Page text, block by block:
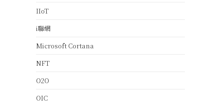
IIoT
i聯網
Microsoft Cortana
NFT
O2O
OIC